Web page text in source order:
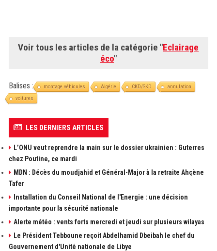
Voir tous les articles de la catégorie "Eclairage
éco"
Balises : montage véhicules Algérie CKD/SKD
annulation
voitures
LES DERNIERS ARTICLES
L’ONU veut reprendre la main sur le dossier ukrainien : Guterres
chez Poutine, ce mardi
MDN : Décès du moudjahid et Général-Major à la retraite Ahçène
Tafer
Installation du Conseil National de l'Energie : une décision
importante pour la sécurité nationale
Alerte météo : vents forts mercredi et jeudi sur plusieurs wilayas
Le Président Tebboune reçoit Abdelhamid Dbeibah le chef du
Gouvernement d'Unité nationale de Libye